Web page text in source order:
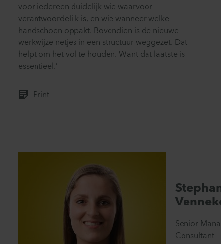
voor iedereen duidelijk wie waarvoor
verantwoordelijk is, en wie wanneer welke
handschoen oppakt. Bovendien is de nieuwe
werkwijze netjes in een structuur weggezet. Dat
helpt om het vol te houden. Want dat laatste is
essentieel.’
Print
Senior
Consultant